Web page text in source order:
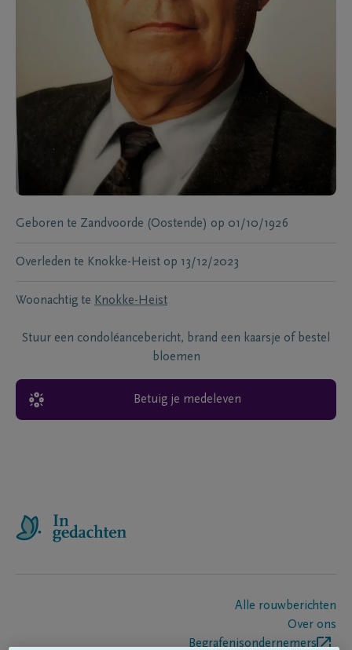
Geboren te Zandvoorde (Oostende) op 01/10/1926
Overleden te Knokke-Heist op 13/12/2023
Woonachtig te Knokke-Heist
Stuur een condoléancebericht, brand een kaarsje of bestel
bloemen
Betuig je medeleven
Alle rouwberichten
Over ons
Begrafenisondernemers